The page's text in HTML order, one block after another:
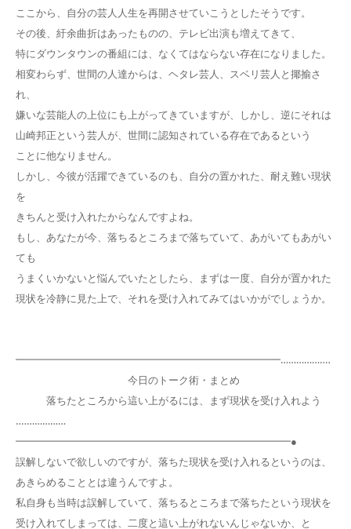
ここから、自分の芸人人生を再開させていこうとしたそうです。
その後、紆余曲折はあったものの、テレビ出演も増えてきて、
特にダウンタウンの番組には、なくてはならない存在になりました。
相変わらず、世間の人達からは、ヘタレ芸人、スベリ芸人と揶揄さ
れ、
嫌いな芸能人の上位にも上がってきていますが、しかし、逆にそれは
山崎邦正という芸人が、世間に認知されている存在であるという
ことに他なりません。
しかし、今彼が活躍できているのも、自分の置かれた、耐え難い現状
を
きちんと受け入れたからなんですよね。
もし、あなたが今、落ちるところまで落ちていて、あがいてもあがい
ても
うまくいかないと悩んでいたとしたら、まずは一度、自分が置かれた
現状を冷静に見た上で、それを受け入れてみてはいかがでしょうか。
━━━━━━━━━━━━━━━━━━━━━━━━━━……………‥‥
今日のトーク術・まとめ
落ちたところから這い上がるには、まず現状を受け入れよう
‥‥……………
━━━━━━━━━━━━━━━━━━━━━━━━━━━●
誤解しないで欲しいのですが、落ちた現状を受け入れるというのは、
あきらめることとは違うんですよ。
私自身も当時は誤解していて、落ちるところまで落ちたという現状を
受け入れてしまっては、二度と這い上がれないんじゃないか、と